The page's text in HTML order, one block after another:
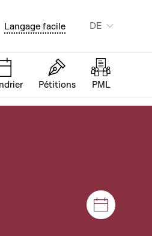
d'accessibilité
Langage facile DE
Pétitions PML
Plenar-